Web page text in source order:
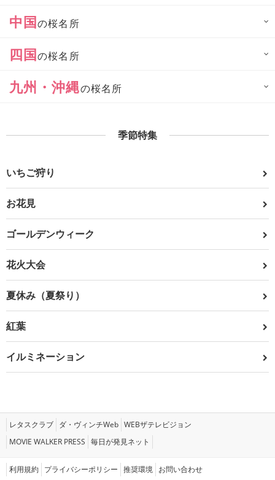
中国の桜名所
四国の桜名所
九州・沖縄の桜名所
季節特集
いちご狩り
お花見
ゴールデンウィーク
花火大会
夏休み（夏祭り）
紅葉
イルミネーション
レタスクラブ ダ・ヴィンチWeb WEBザテレビジョン
MOVIE WALKER PRESS 毎日が発見ネット
利用規約 プライバシーポリシー 推奨環境 お問い合わせ